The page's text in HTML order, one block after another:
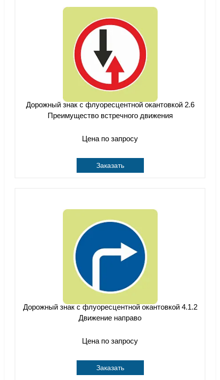
Дорожный знак с флуоресцентной окантовкой 2.6
Преимущество встречного движения
Цена по запросу
Заказать
Дорожный знак с флуоресцентной окантовкой 4.1.2
Движение направо
Цена по запросу
Заказать